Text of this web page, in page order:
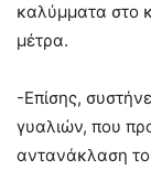
καλύμματα στο
μέτρα.
-Επίσης,
γυαλιών, που
αντανάκλαση